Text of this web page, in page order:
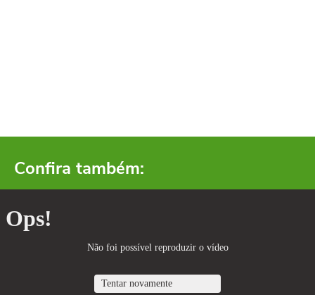
Confira também: